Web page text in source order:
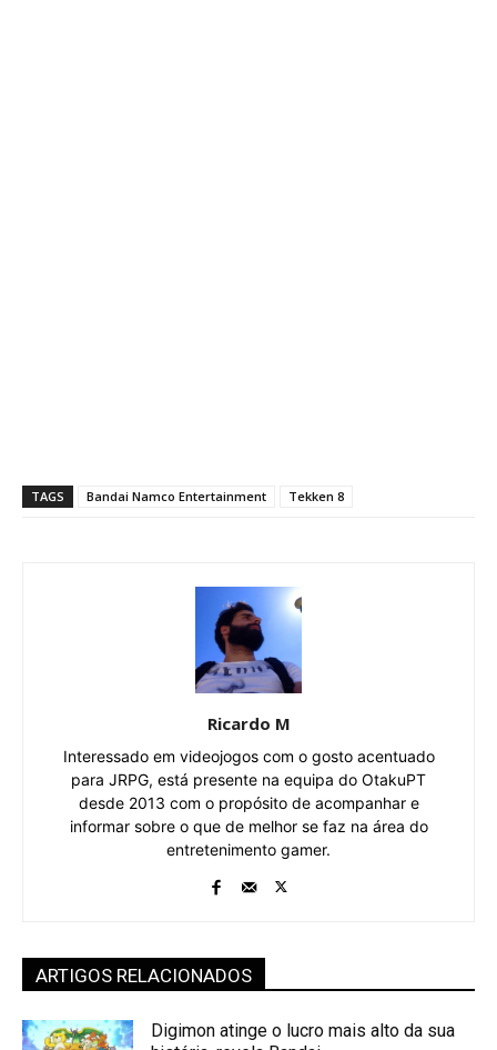
TAGS Bandai Namco Entertainment Tekken 8
Ricardo M
Interessado em videojogos com o gosto acentuado
para JRPG, está presente na equipa do OtakuPT
desde 2013 com o propósito de acompanhar e
informar sobre o que de melhor se faz na área do
entretenimento gamer.
ARTIGOS RELACIONADOS
Digimon atinge o lucro mais alto da sua